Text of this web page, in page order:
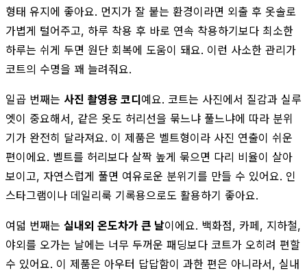
형태 유지에 좋아요. 먼지가 잘 붙는 환경이라면 외출 후 옷솔로
가볍게 털어주고, 하루 착용 후 바로 연속 착용하기보다 최소한
하루는 쉬게 두면 원단 회복에 도움이 돼요. 이런 사소한 관리가
코트의 수명을 꽤 늘려줘요.
일곱 번째는 사진 촬영용 코디예요. 코트는 사진에서 질감과 실루
엣이 중요해서, 같은 옷도 허리선을 묶느냐 풀느냐에 따라 분위
기가 완전히 달라져요. 이 제품은 벨트형이라 사진 연출이 쉬운
편이에요. 벨트를 허리보다 살짝 높게 묶으면 다리 비율이 살아
보이고, 자연스럽게 풀면 여유로운 분위기를 만들 수 있어요. 인
스타그램이나 데일리룩 기록용으로도 활용하기 좋아요.
여덟 번째는 실내외 온도차가 큰 날이에요. 백화점, 카페, 지하철,
야외를 오가는 날에는 너무 두꺼운 패딩보다 코트가 오히려 편할
수 있어요. 이 제품은 아우터 답답함이 과한 편은 아니라서, 실내